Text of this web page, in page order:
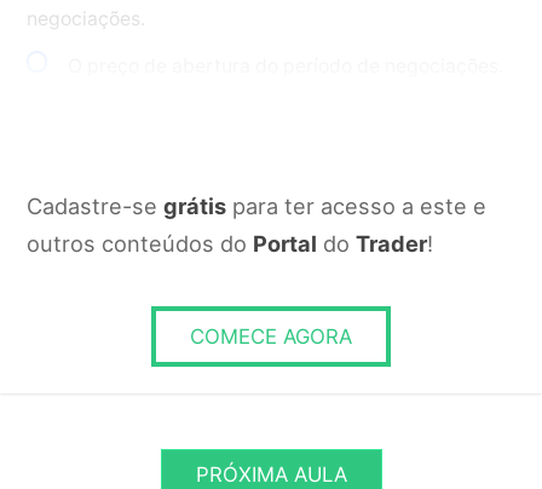
negociações.
O valor máximo atingido durante o período de
RESPONDER
Cadastre-se grátispara ter acesso a este e
outros conteúdos do Portal do Trader!
COMECE AGORA
PRÓXIMA AULA